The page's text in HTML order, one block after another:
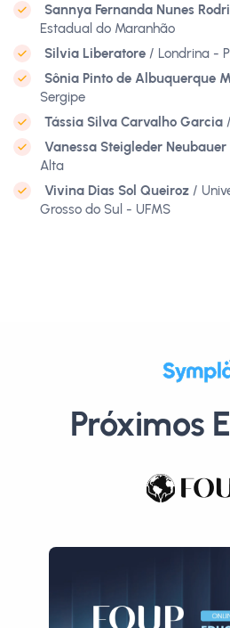
Sannya Fernanda Nunes
Estadual do Maranhão
Silvia Liberatore / Londrina -
Sônia Pinto de Albuquerque
Sergipe
Tássia Silva Carvalho Garcia
Vanessa Steigleder Neubauer
Alta
Vivina Dias Sol Queiroz /
Grosso do Sul - UFMS
Próximos